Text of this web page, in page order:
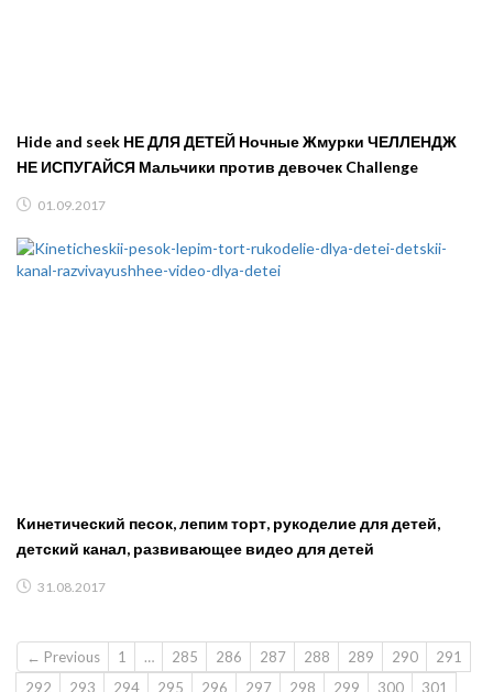
Hide and seek НЕ ДЛЯ ДЕТЕЙ Ночные Жмурки ЧЕЛЛЕНДЖ
НЕ ИСПУГАЙСЯ Мальчики против девочек Challenge
01.09.2017
Кинетический песок, лепим торт, рукоделие для детей,
детский канал, развивающее видео для детей
31.08.2017
← Previous 1 … 285 286 287 288 289 290
291
292
293 294 295 296 297 298 299 300
301